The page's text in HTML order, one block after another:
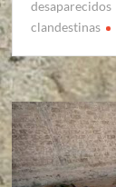
desaparecidos
clandestinas